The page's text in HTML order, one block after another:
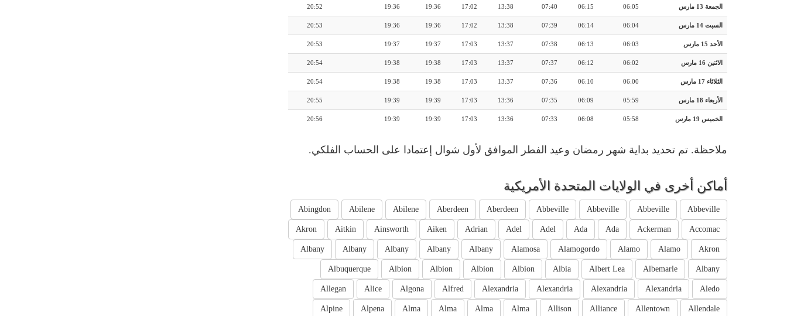
الجمعة 13 مارس 06:05
06:15
07:40
13:38
17:02
19:36
19:36
20:52
السبت 14 مارس 06:04
06:14
07:39
13:38
17:02
19:36
19:36
20:53
الأحد 15 مارس 06:03
06:13
07:38
13:37
17:03
19:37
19:37
20:53
الاثنين 16 مارس 06:02
06:12
07:37
13:37
17:03
19:38
19:38
20:54
الثلاثاء 17 مارس 06:00
06:10
07:36
13:37
17:03
19:38
19:38
20:54
الأربعاء 18 مارس 05:59
06:09
07:35
13:36
17:03
19:39
19:39
20:55
الخميس 19 مارس 05:58
06:08
07:33
13:36
17:03
19:39
19:39
20:56
ملاحظة. تم تحديد بداية شهر رمضان وعيد الفطر الموافق لأول شوال إعتمادا على الحساب الفلكي.
أماكن أخرى في الولايات المتحدة الأمريكية
Abbeville
Abbeville
Abbeville
Abbeville
Aberdeen
Aberdeen
Abilene
Abilene
Abingdon
Accomac
Ackerman
Ada
Ada
Adel
Adel
Adrian
Aiken
Ainsworth
Aitkin
Akron
Akron
Alamo
Alamo
Alamogordo
Alamosa
Albany
Albany
Albany
Albany
Albany
Albany
Albemarle
Albert Lea
Albia
Albion
Albion
Albion
Albion
Albuquerque
Aledo
Alexandria
Alexandria
Alexandria
Alexandria
Alfred
Algona
Alice
Allegan
Allendale
Allentown
Alliance
Allison
Alma
Alma
Alma
Alma
Alpena
Alpine